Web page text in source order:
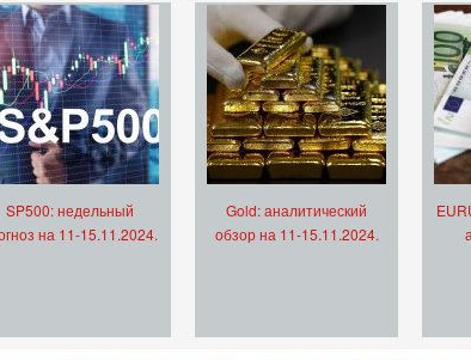
SP500: недельный
на 11-15.11.2024.
Gold: аналитический
обзор на 11-15.11.2024.